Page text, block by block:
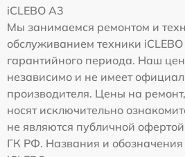
iCLEBO A3
Мы занимаемся ремонтом и
обслуживанием техники
гарантийного периода. Наш
независимо и не имеет
производителя. Цены на
носят исключительно
не являются публичной офертой
ГК РФ. Названия и обозначения